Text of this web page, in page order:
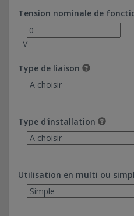
Tension nominale de
V
Type de liaison
Type d'installation
Utilisation en multi ou